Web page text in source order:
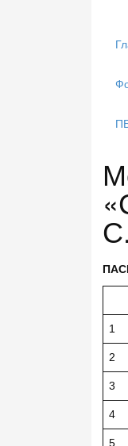
1
2
3
4
5